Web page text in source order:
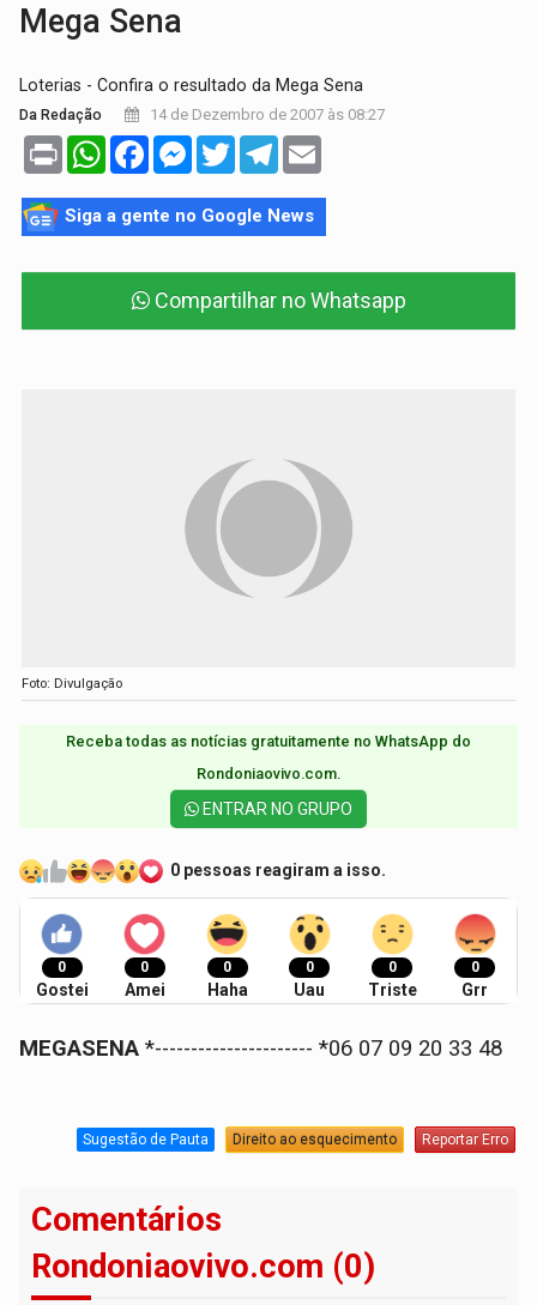
Mega Sena
Loterias - Confira o resultado da Mega Sena
Da Redação 14 de Dezembro de 2007 às 08:27
Print WhatsAppFacebookMessenger
TwitterTelegram
Siga a gente no Google News
Compartilhar no Whatsapp
Foto: Divulgação
Receba todas as notícias gratuitamente no WhatsApp do
Rondoniaovivo.com.​
ENTRAR NO GRUPO
0 pessoas reagiram a isso.
0
Gostei
0
Amei
0
Haha
0
Uau
0
Triste
0
Grr
MEGASENA *---------------------- *06 07 09 20 33 48
Sugestão de Pauta Direito ao esquecimento Reportar Erro
Comentários
Rondoniaovivo.com (0)